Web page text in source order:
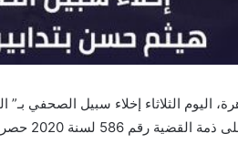
اليوم الثلاثاء إخلاء سبيل الصحفي بـ”
2020 حصر أمن الدولة العليا.